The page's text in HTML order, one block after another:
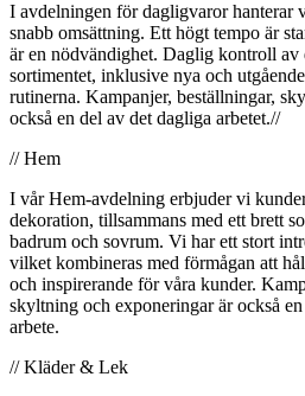
I avdelningen för dagligvaror hanterar
snabb omsättning. Ett högt tempo är
är en nödvändighet. Daglig kontroll av
sortimentet, inklusive nya och
rutinerna. Kampanjer, beställningar,
också en del av det dagliga arbetet.//
// Hem
I vår Hem-avdelning erbjuder vi
dekoration, tillsammans med ett brett
badrum och sovrum. Vi har ett stort
vilket kombineras med förmågan att
och inspirerande för våra kunder.
skyltning och exponeringar är också
arbete.
// Kläder & Lek